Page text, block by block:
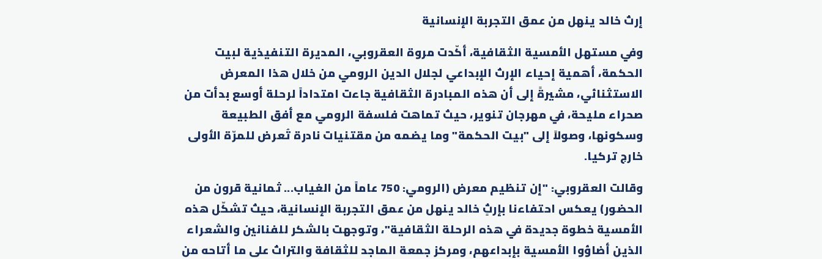
إرث خالد ينهل من عمق التجربة الإنسانية
وفي مستهل الأمسية الثقافية، أكّدت مروة العقروبي، المديرة التنفيذية لبيت
الحكمة، أهمية إحياء الإرث الإبداعي لجلال الدين الرومي من خلال هذا المعرض
الاستثنائي، مشيرةً إلى أن هذه المبادرة الثقافية جاءت امتداداً لرحلة أوسع بدأت من
صحراء مليحة، في مهرجان تنوير، حيث تماهت فلسفة الرومي مع أفق الطبيعة
وسكونها، وصولاً إلى "بيت الحكمة" وما يضمه من مقتنيات نادرة تُعرض للمرّة الأولى
خارج تركيا.
وقالت العقروبي: "إن تنظيم معرض (الرومي: 750 عاماً من الغياب... ثمانية قرون من
الحضور) يعكس احتفاءنا بإرثٍ خالد ينهل من عمق التجربة الإنسانية، حيث تشكّل هذه
الأمسية خطوة جديدة في هذه الرحلة الثقافية"، وتوجهت بالشكر للفنانين والشعراء
الذين أضاؤوا الأمسية بإبداعهم، ومركز جمعة الماجد للثقافة والتراث على ما أتاحه من